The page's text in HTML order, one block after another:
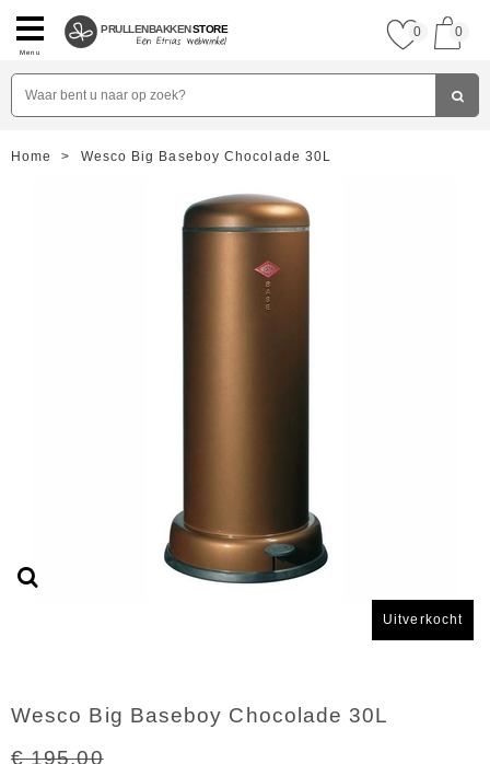
Menu
PRULLENBAKKENSTORE 0 0
Home > Wesco Big Baseboy Chocolade 30L
Uitverkocht
Wesco Big Baseboy Chocolade 30L
€ 195,00